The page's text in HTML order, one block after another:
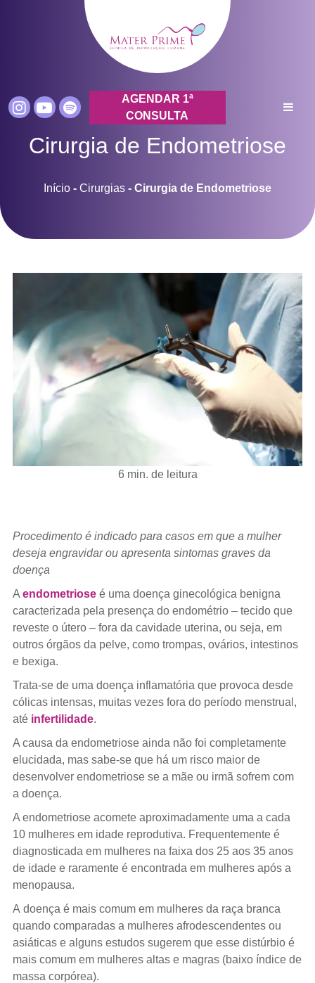
AGENDAR 1ª
CONSULTA
Cirurgia de Endometriose
Início - Cirurgias - Cirurgia de Endometriose
6 min. de leitura
Procedimento é indicado para casos em que a mulher
deseja engravidar ou apresenta sintomas graves da
doença
A endometrioseé uma doença ginecológica benigna
caracterizada pela presença do endométrio – tecido que
reveste o útero – fora da cavidade uterina, ou seja, em
outros órgãos da pelve, como trompas, ovários, intestinos
e bexiga.
Trata-se de uma doença inflamatória que provoca desde
cólicas intensas, muitas vezes fora do período menstrual,
até infertilidade.
A causa da endometriose ainda não foi completamente
elucidada, mas sabe-se que há um risco maior de
desenvolver endometriose se a mãe ou irmã sofrem com
a doença.
A endometriose acomete aproximadamente uma a cada
10 mulheres em idade reprodutiva. Frequentemente é
diagnosticada em mulheres na faixa dos 25 aos 35 anos
de idade e raramente é encontrada em mulheres após a
menopausa.
A doença é mais comum em mulheres da raça branca
quando comparadas a mulheres afrodescendentes ou
asiáticas e alguns estudos sugerem que esse distúrbio é
mais comum em mulheres altas e magras (baixo índice de
massa corpórea).